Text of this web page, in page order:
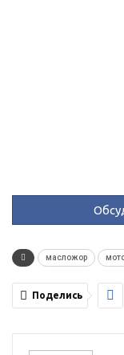
масложор
Поделись